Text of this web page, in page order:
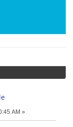
AM »